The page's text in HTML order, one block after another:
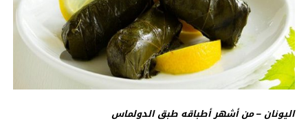
اليونان – من أشهر أطباقه طبق الدولماس